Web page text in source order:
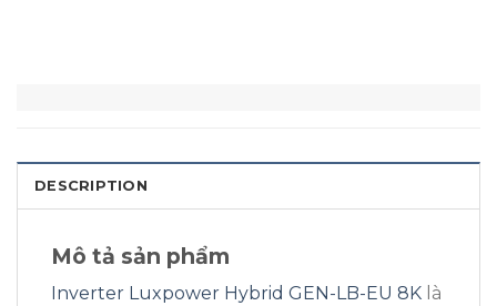
DESCRIPTION
Mô tả sản phẩm
Inverter Luxpower Hybrid GEN-LB-EU 8K là